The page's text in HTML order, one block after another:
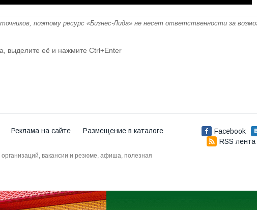
поэтому ресурс «Бизнес-Лида» не несет ответственности за
выделите её и нажмите Ctrl+Enter
Реклама на сайте Размещение в каталоге
вакансии и резюме, афиша, полезная
Facebook
RSS лента